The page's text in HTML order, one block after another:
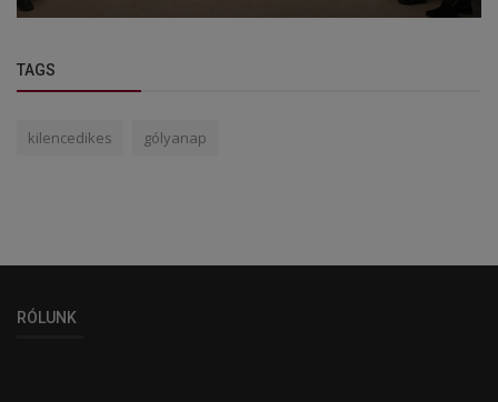
TAGS
kilencedikes gólyanap
RÓLUNK